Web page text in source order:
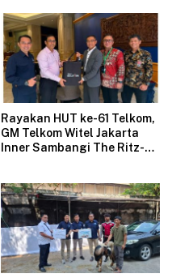
Rayakan HUT ke-61 Telkom,
GM Telkom Witel Jakarta
Inner Sambangi The Ritz-
Industri Hospitality